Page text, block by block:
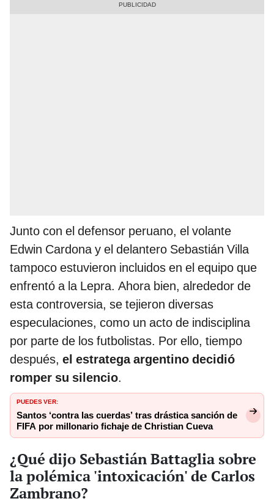
Junto con el defensor peruano, el volante
Edwin Cardona y el delantero Sebastián Villa
tampoco estuvieron incluidos en el equipo que
enfrentó a la Lepra. Ahora bien, alrededor de
esta controversia, se tejieron diversas
especulaciones, como un acto de indisciplina
por parte de los futbolistas. Por ello, tiempo
después, el estratega argentino decidió
romper su silencio.
PUEDES VER:
Santos ‘contra las cuerdas’ tras drástica sanción de
FIFA por millonario fichaje de Christian Cueva
¿Qué dijo Sebastián Battaglia sobre
la polémica 'intoxicación' de Carlos
Zambrano?